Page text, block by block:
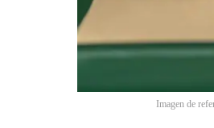
Imagen de